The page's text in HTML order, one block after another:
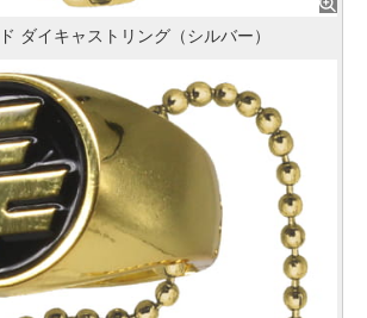
ダイキャストリング（シルバー）